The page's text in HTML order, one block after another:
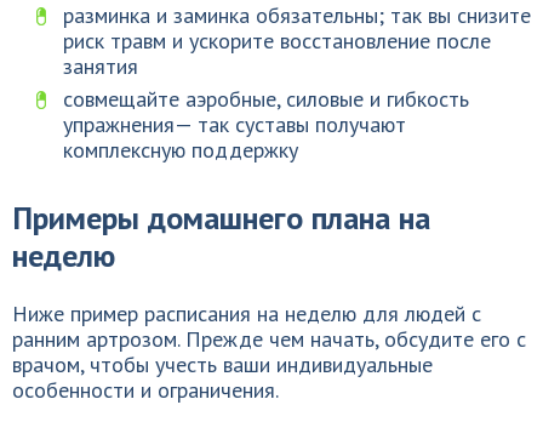
разминка и заминка обязательны; так вы снизите
риск травм и ускорите восстановление после
занятия
совмещайте аэробные, силовые и гибкость
упражнения— так суставы получают
комплексную поддержку
Примеры домашнего плана на
неделю
Ниже пример расписания на неделю для людей с
ранним артрозом. Прежде чем начать, обсудите его с
врачом, чтобы учесть ваши индивидуальные
особенности и ограничения.